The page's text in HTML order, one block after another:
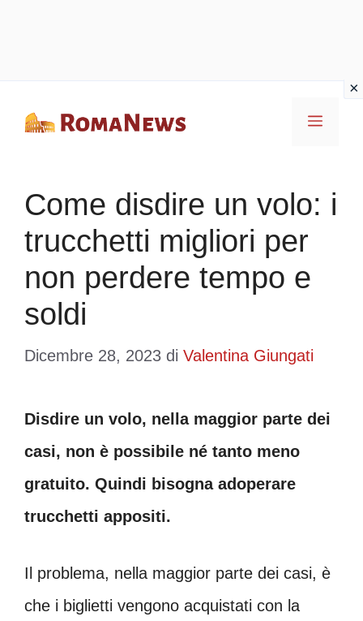
Menu
Come disdire un volo: i
trucchetti migliori per
non perdere tempo e
soldi
Dicembre 28, 2023 di Valentina Giungati
Disdire un volo, nella maggior parte dei
casi, non è possibile né tanto meno
gratuito. Quindi bisogna adoperare
trucchetti appositi.
Il problema, nella maggior parte dei casi, è
che i biglietti vengono acquistati con la